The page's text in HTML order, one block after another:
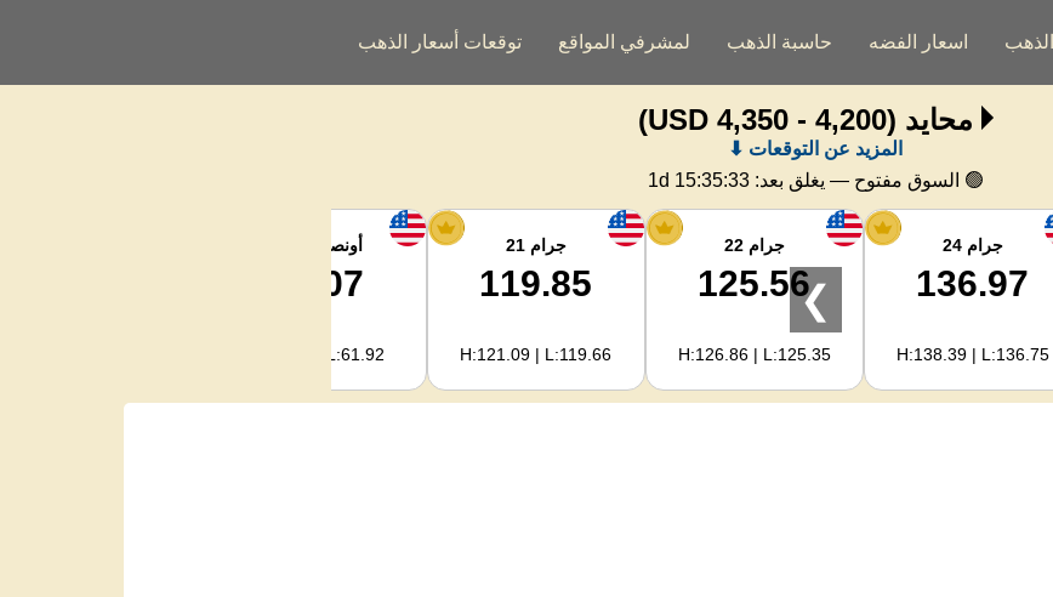
اسعار الفضه حاسبة الذهب لمشرفي المواقع توقعات أسعار الذهب
محايد (4,200 - 4,350 USD)
المزيد عن التوقعات ⬇
🟢 السوق مفتوح — يغلق بعد: 1d 15:35:32
جرام 24
136.97
H:138.39 | L:136.75
جرام 22
125.56
H:126.86 | L:125.35
جرام 21
119.85
H:121.09 | L:119.66
أونصة الفضة
62.07
H:62.89 | L:61.92
❯